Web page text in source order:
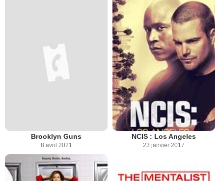
Brooklyn Guns
8 avril 2021
NCIS : Los Angeles
23 janvier 2017